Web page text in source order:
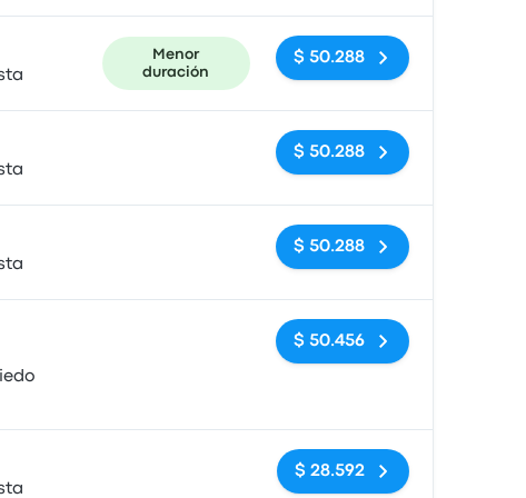
Menor
duración
$ 50.288
Sin etiquetas
$ 50.288
Sin etiquetas
$ 50.288
Sin etiquetas
$ 50.456
Sin etiquetas
$ 28.592